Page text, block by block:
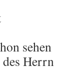
sehen
des Herrn